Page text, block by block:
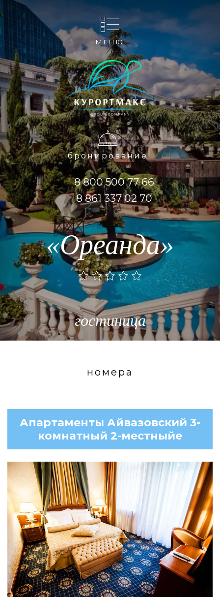
МЕНЮ
бронирование
8 800 500 77 66
8 861 337 02 70
«Ореанда»
гостиница
номера
Апартаменты Айвазовский 3-
комнатный 2-местныйе